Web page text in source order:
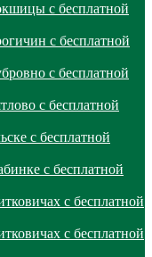
с бесплатной
с бесплатной
с бесплатной
с бесплатной
с бесплатной
с бесплатной
с бесплатной
с бесплатной